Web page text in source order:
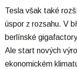
Tesla však také
úspor z rozsahu. V
berlínské
Ale start nových
ekonomickém